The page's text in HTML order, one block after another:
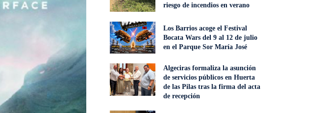
riesgo de incendios en verano
Los Barrios acoge el Festival
Bocata Wars del 9 al 12 de julio
en el Parque Sor María José
Algeciras formaliza la asunción
de servicios públicos en Huerta
de las Pilas tras la firma del acta
de recepción